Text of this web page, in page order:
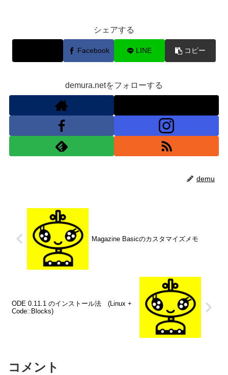
シェアする
Facebook LINE コピー
demura.netをフォローする
demu
Magazine Basicのカスタマイズメモ
ODE 0.11.1 のインストール法 (Linux +
Code::Blocks)
コメント